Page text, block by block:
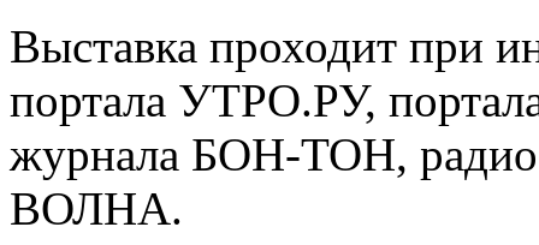
Выставка проходит при
портала УТРО.РУ,
журнала БОН-ТОН,
ВОЛНА.